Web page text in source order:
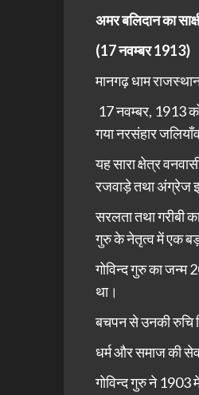
अमर बलिदान का
(17 नवम्बर 1913)
मानगढ़ धाम
17 नवम्बर, 1913
गया नरसंहार
यह सारा क्षेत्र
रजवाड़े तथा अंग्रेज
सरलता तथा गरीबी
गुरु के नेतृत्व में एक
गोविन्द गुरु का जन्म
था।
बचपन से उनकी रुचि
धर्म और समाज की
गोविन्द गुरु ने 1903